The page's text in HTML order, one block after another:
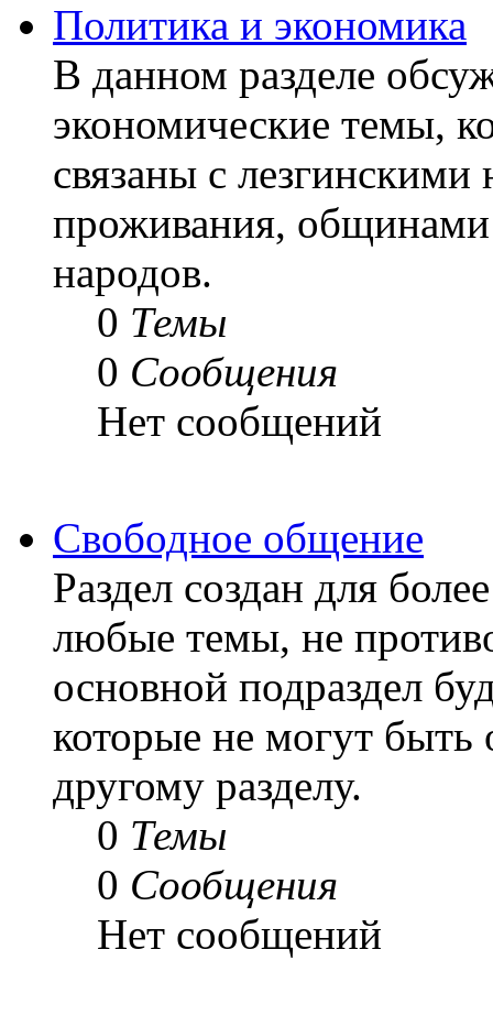
Политика и экономика
В данном разделе
экономические темы,
связаны с
проживания, общинами
народов.
0 Темы
0 Сообщения
Нет сообщений
Свободное общение
Раздел создан для
любые темы, не
основной подраздел
которые не могут быть
другому разделу.
0 Темы
0 Сообщения
Нет сообщений